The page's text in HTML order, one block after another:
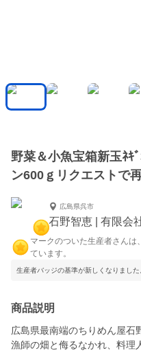
野菜＆小魚宝箱新玉ﾈｷ
ン600ｇリクエストで
広島県呉市
石野智恵 | 有限会
マークのついた生産者さん
ています。
生産者バッジの基準が新しくなりました
商品説明
広島県最南端のちりめん屋石
漁師の畑と侮るなかれ、料理